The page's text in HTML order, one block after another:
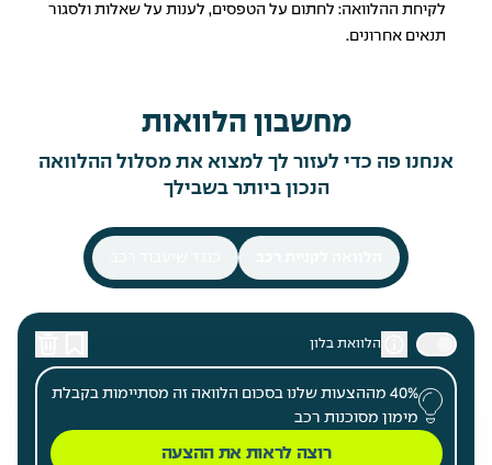
לקיחת ההלוואה: לחתום על הטפסים, לענות על שאלות ולסגור
תנאים אחרונים.
מחשבון הלוואות
אנחנו פה כדי לעזור לך למצוא את מסלול ההלוואה
הנכון ביותר בשבילך
הלוואת בלון
40% מההצעות שלנו בסכום הלוואה זה מסתיימות בקבלת
מימון מסוכנות רכב
רוצה לראות את ההצעה